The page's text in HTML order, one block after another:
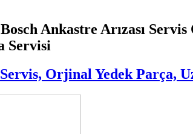
Ankastre Arızası
Servisi
Orjinal Yedek Parça,